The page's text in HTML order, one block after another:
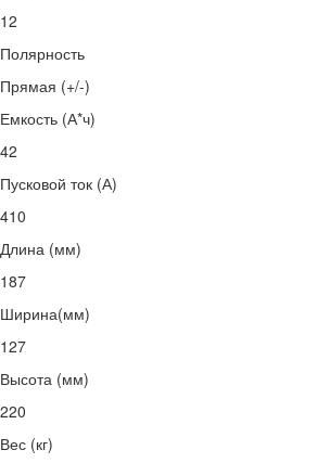
12
Полярность
Прямая (+/-)
Емкость (А*ч)
42
Пусковой ток (А)
410
Длина (мм)
187
Ширина(мм)
127
Высота (мм)
220
Вес (кг)